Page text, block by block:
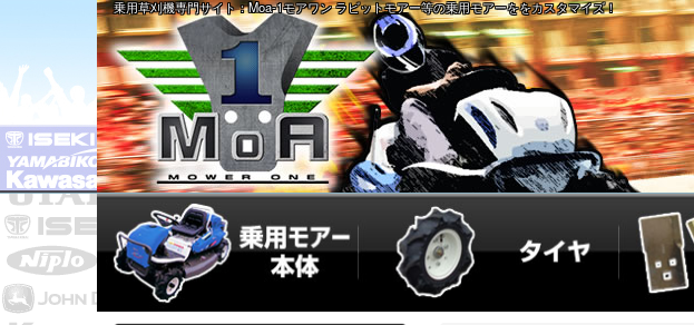
乗用草刈機専門サイト：Moa-1モアワン ラビットモアー等の乗用モアーををカスタマイズ！